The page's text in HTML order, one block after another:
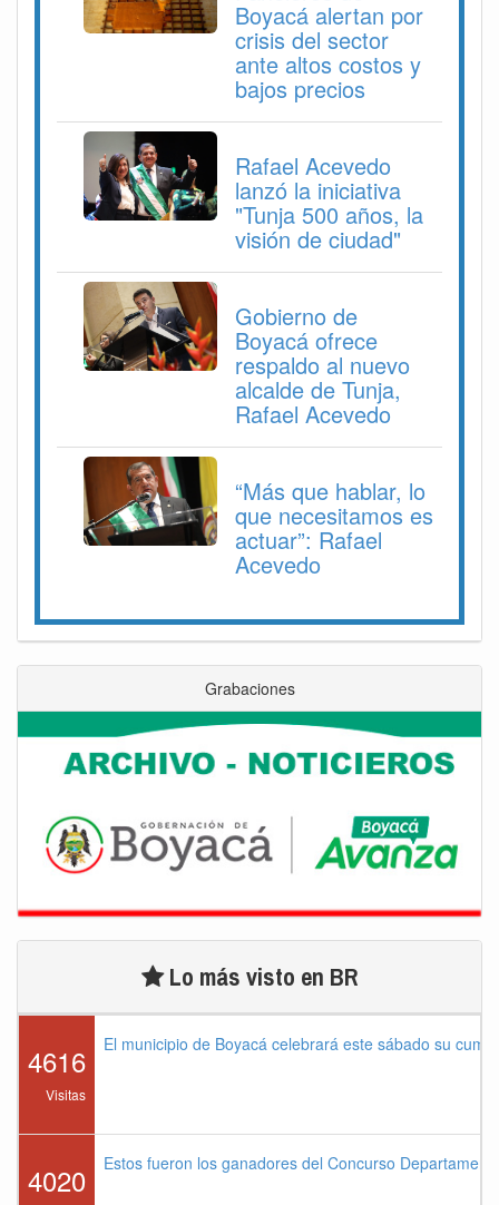
Boyacá alertan por
crisis del sector
ante altos costos y
bajos precios
Rafael Acevedo
lanzó la iniciativa
"Tunja 500 años, la
visión de ciudad"
Gobierno de
Boyacá ofrece
respaldo al nuevo
alcalde de Tunja,
Rafael Acevedo
“Más que hablar, lo
que necesitamos es
actuar”: Rafael
Acevedo
Grabaciones
Lo más visto en BR
4616
Visitas
El municipio de Boyacá celebrará este sábado su
4020 Estos fueron los ganadores del Concurso